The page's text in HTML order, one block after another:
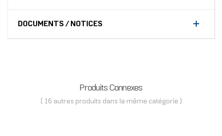
DOCUMENTS / NOTICES
Produits Connexes
( 16 autres produits dans la même catégorie )